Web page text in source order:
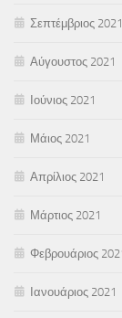
Σεπτέμβριος 2021
Αύγουστος 2021
Ιούνιος 2021
Μάιος 2021
Απρίλιος 2021
Μάρτιος 2021
Φεβρουάριος
Ιανουάριος 2021